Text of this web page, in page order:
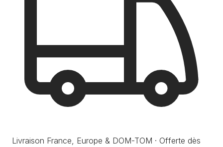
Livraison France, Europe & DOM-TOM · Offerte dès